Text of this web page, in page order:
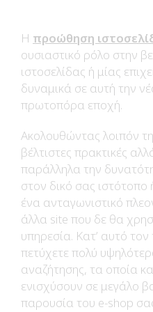
Η προώθηση
ουσιαστικό ρόλο στην
ιστοσελίδας ή μίας
δυναμικά σε αυτή την
πρωτοπόρα εποχή.
Ακολουθώντας λοιπόν
βέλτιστες πρακτικές
παράλληλα την
στον δικό σας
ένα ανταγωνιστικό
άλλα site που δε θα
υπηρεσία. Κατ’ αυτό
πετύχετε πολύ
αναζήτησης, τα οποία
ενισχύσουν σε μεγάλο
παρουσία του e-shop